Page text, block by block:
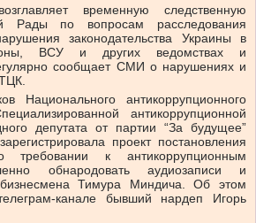
временную следственную
Рады по вопросам расследования
законодательства Украины в
ВСУ и других ведомствах и
сообщает СМИ о нарушениях и
Национального антикоррупционного
антикоррупционной
депутата от партии “За будущее”
проект постановления
к антикоррупционным
обнародовать аудиозаписи и
Тимура Миндича. Об этом
канале бывший нардеп Игорь